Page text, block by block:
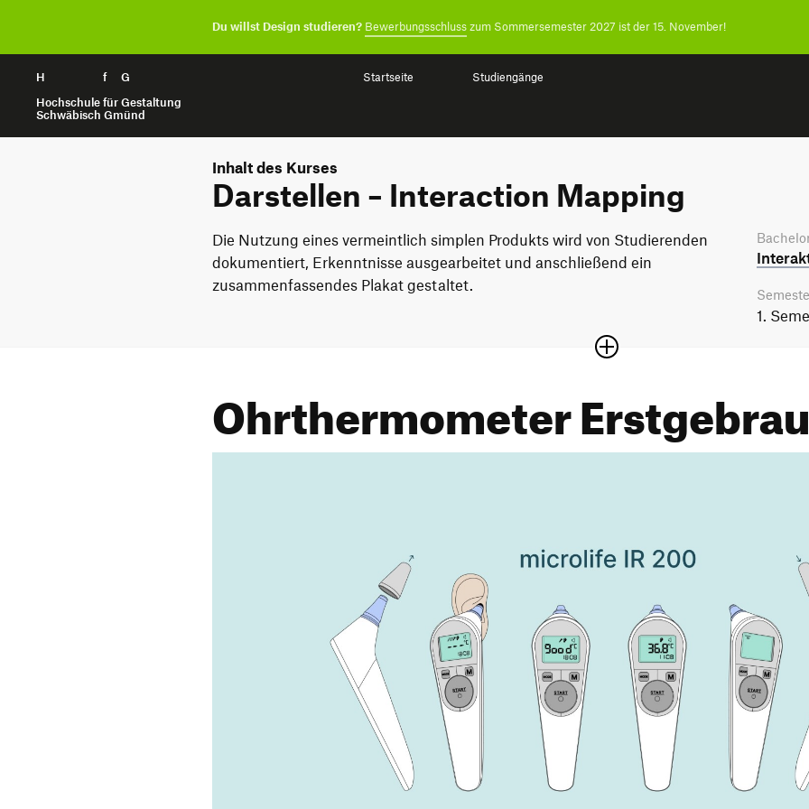
H f
G
Hochschule für Gestaltung
Schwäbisch Gmünd
Zum Seiteninhalt springen Startseite Studiengänge
Du willst Design studieren? Bewerbungsschlusszum Sommersemester 2027 ist der 15. November!
Inhalt des Kurses
Darstellen – Interaction Mapping
Die Nutzung eines vermeintlich simplen Produkts wird von Studierenden
dokumentiert, Erkenntnisse ausgearbeitet und anschließend ein
zusammenfassendes Plakat gestaltet.
1.
Ohrthermometer